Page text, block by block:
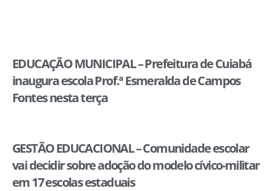
EDUCAÇÃO MUNICIPAL – Prefeitura de Cuiabá
inaugura escola Prof.ª Esmeralda de Campos
Fontes nesta terça
GESTÃO EDUCACIONAL – Comunidade escolar
vai decidir sobre adoção do modelo cívico-militar
em 17 escolas estaduais